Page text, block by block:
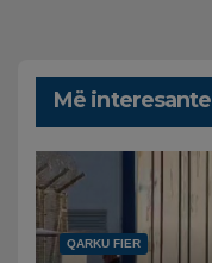
Më interesante
QARKU FIER